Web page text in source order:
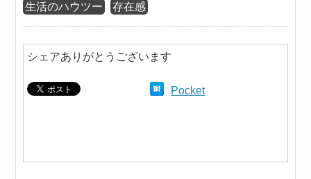
生活のハウツー 存在感
シェアありがとうございます
Pocket